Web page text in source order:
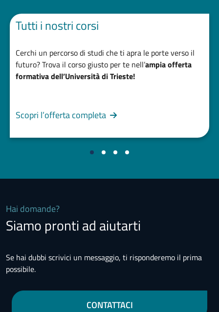
Tutti i nostri corsi
Cerchi un percorso di studi che ti apra le porte verso il
futuro? Trova il corso giusto per te nell’ampia offerta
formativa dell’Università di Trieste!
Scopri l’offerta completa
Hai domande?
Siamo pronti ad aiutarti
Se hai dubbi scrivici un messaggio, ti risponderemo il prima
possibile.
CONTATTACI